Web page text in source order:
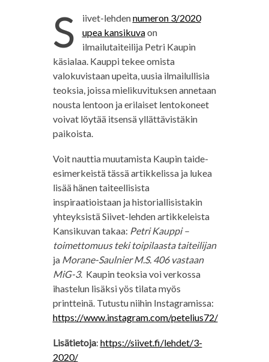
S iivet-lehdennumeron 3/2020
upea kansikuvaon
ilmailutaiteilija Petri Kaupin
käsialaa. Kauppi tekee omista
valokuvistaan upeita, uusia ilmailullisia
teoksia, joissa mielikuvituksen annetaan
nousta lentoon ja erilaiset lentokoneet
voivat löytää itsensä yllättävistäkin
paikoista.
Voit nauttia muutamista Kaupin taide-
esimerkeistä tässä artikkelissa ja lukea
lisää hänen taiteellisista
inspiraatioistaan ja historiallisistakin
yhteyksistä Siivet-lehden artikkeleista
Kansikuvan takaa: Petri Kauppi –
toimettomuus teki toipilaasta taiteilijan
ja Morane-Saulnier M.S. 406 vastaan
MiG-3. Kaupin teoksia voi verkossa
ihastelun lisäksi yös tilata myös
printteinä. Tutustu niihin Instagramissa:
https://www.instagram.com/petelius72/
Lisätietoja: https://siivet.fi/lehdet/3-
2020/